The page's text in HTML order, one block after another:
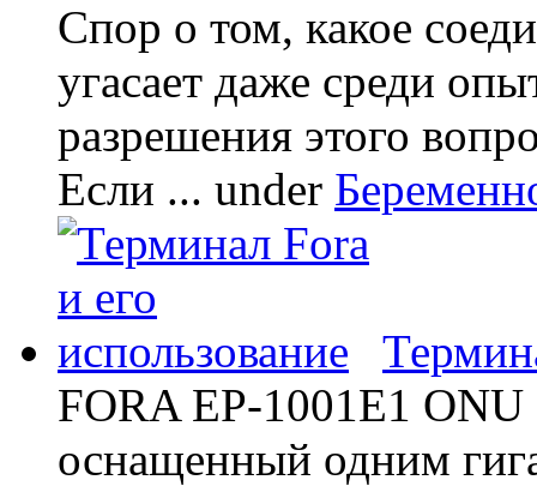
Спор о том, какое
угасает даже среди
разрешения этого
Если ... under
FORA EP-1001E1 ONU
оснащенный одним